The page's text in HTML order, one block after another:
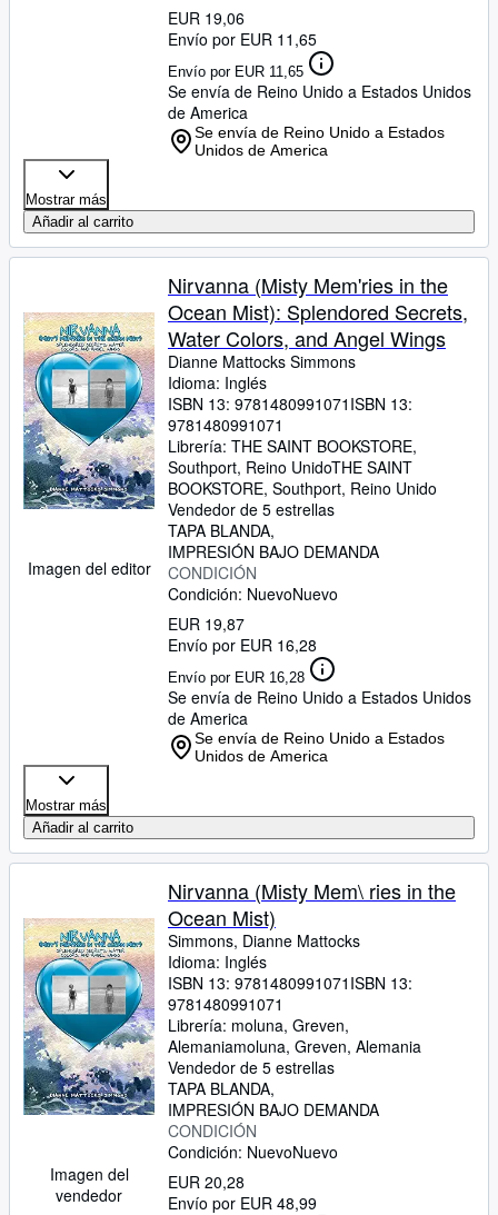
EUR 19,06
Envío por EUR 11,65
Envío por EUR 11,65
Se envía de Reino Unido a Estados Unidos
de America
Se envía de Reino Unido a Estados
Unidos de America
Mostrar más
Añadir al carrito
Imagen del editor
Nirvanna (Misty Mem'ries in the
Ocean Mist): Splendored Secrets,
Water Colors, and Angel Wings
Dianne Mattocks Simmons
Idioma: Inglés
ISBN 13: 9781480991071 ISBN 13:
9781480991071
Librería: THE SAINT BOOKSTORE,
Southport, Reino UnidoTHE SAINT
BOOKSTORE, Southport, Reino Unido
Vendedor de 5 estrellas
TAPA BLANDA
IMPRESIÓN BAJO DEMANDA
CONDICIÓN
Condición: NuevoNuevo
EUR 19,87
Envío por EUR 16,28
Envío por EUR 16,28
Se envía de Reino Unido a Estados Unidos
de America
Se envía de Reino Unido a Estados
Unidos de America
Mostrar más
Añadir al carrito
Imagen del
vendedor
Nirvanna (Misty Mem\ ries in the
Ocean Mist)
Simmons, Dianne Mattocks
Idioma: Inglés
ISBN 13: 9781480991071 ISBN 13:
9781480991071
Librería: moluna, Greven,
Alemaniamoluna, Greven, Alemania
Vendedor de 5 estrellas
TAPA BLANDA
IMPRESIÓN BAJO DEMANDA
CONDICIÓN
Condición: NuevoNuevo
EUR 20,28
Envío por EUR 48,99